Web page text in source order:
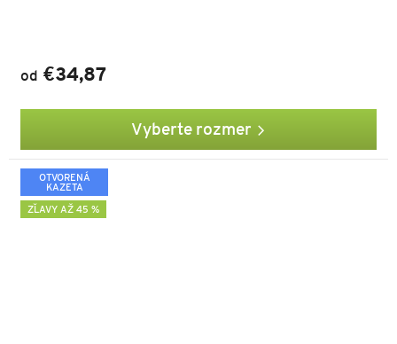
od €34,87
Vyberte rozmer
OTVORENÁ
KAZETA
ZĽAVY AŽ 45 %